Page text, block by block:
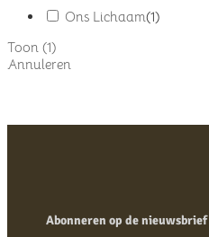
Ons Lichaam(1)
Toon (1)
Annuleren
Abonneren op de nieuwsbrief